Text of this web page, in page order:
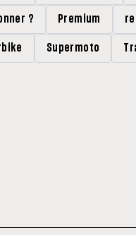
? Premium
Supermoto